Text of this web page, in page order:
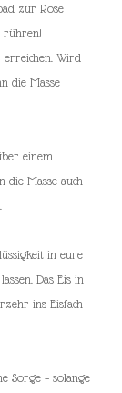
zur Rose
rühren!
erreichen. Wird
die Masse
einem
die Masse auch
in eure
Das Eis in
ins Eisfach
Sorge – solange